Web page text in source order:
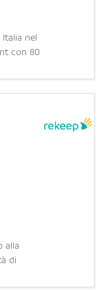
nel
con 80
1
S.p.A,
opera
alla
di